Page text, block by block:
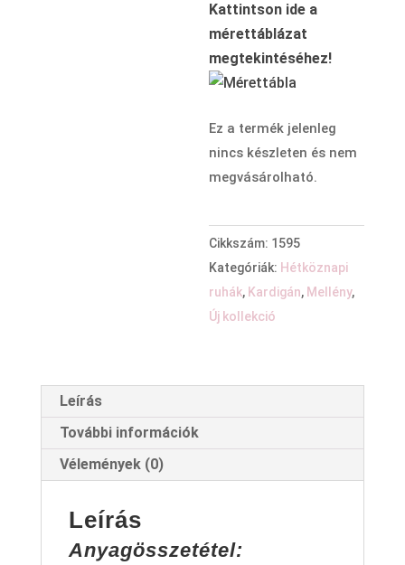
Kattintson ide a
mérettáblázat
megtekintéséhez!
Ez a termék jelenleg
nincs készleten és nem
megvásárolható.
Cikkszám: 1595
Kategóriák: Hétköznapi
ruhák, Kardigán, Mellény,
Új kollekció
Leírás
További információk
Vélemények (0)
Leírás
Anyagösszetétel: